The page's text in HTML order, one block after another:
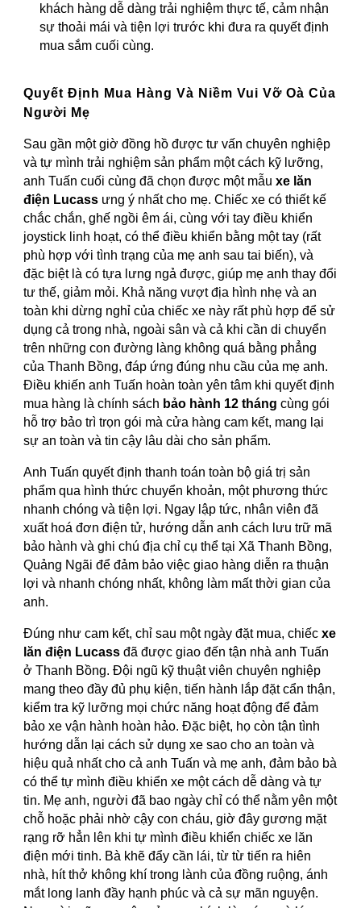
khách hàng dễ dàng trải nghiệm thực tế, cảm nhận
sự thoải mái và tiện lợi trước khi đưa ra quyết định
mua sắm cuối cùng.
Quyết Định Mua Hàng Và Niềm Vui Vỡ Oà Của
Người Mẹ
Sau gần một giờ đồng hồ được tư vấn chuyên nghiệp
và tự mình trải nghiệm sản phẩm một cách kỹ lưỡng,
anh Tuấn cuối cùng đã chọn được một mẫuxe lăn
điện Lucass ưng ý nhất cho mẹ. Chiếc xe có thiết kế
chắc chắn, ghế ngồi êm ái, cùng với tay điều khiển
joystick linh hoạt, có thể điều khiển bằng một tay (rất
phù hợp với tình trạng của mẹ anh sau tai biến), và
đặc biệt là có tựa lưng ngả được, giúp mẹ anh thay đổi
tư thế, giảm mỏi. Khả năng vượt địa hình nhẹ và an
toàn khi dừng nghỉ của chiếc xe này rất phù hợp để sử
dụng cả trong nhà, ngoài sân và cả khi cần di chuyển
trên những con đường làng không quá bằng phẳng
của Thanh Bồng, đáp ứng đúng nhu cầu của mẹ anh.
Điều khiến anh Tuấn hoàn toàn yên tâm khi quyết định
mua hàng là chính sách bảo hành 12 tháng cùng gói
hỗ trợ bảo trì trọn gói mà cửa hàng cam kết, mang lại
sự an toàn và tin cậy lâu dài cho sản phẩm.
Anh Tuấn quyết định thanh toán toàn bộ giá trị sản
phẩm qua hình thức chuyển khoản, một phương thức
nhanh chóng và tiện lợi. Ngay lập tức, nhân viên đã
xuất hoá đơn điện tử, hướng dẫn anh cách lưu trữ mã
bảo hành và ghi chú địa chỉ cụ thể tại Xã Thanh Bồng,
Quảng Ngãi để đảm bảo việc giao hàng diễn ra thuận
lợi và nhanh chóng nhất, không làm mất thời gian của
anh.
Đúng như cam kết, chỉ sau một ngày đặt mua, chiếcxe
lăn điện Lucass đã được giao đến tận nhà anh Tuấn
ở Thanh Bồng. Đội ngũ kỹ thuật viên chuyên nghiệp
mang theo đầy đủ phụ kiện, tiến hành lắp đặt cẩn thận,
kiểm tra kỹ lưỡng mọi chức năng hoạt động để đảm
bảo xe vận hành hoàn hảo. Đặc biệt, họ còn tận tình
hướng dẫn lại cách sử dụng xe sao cho an toàn và
hiệu quả nhất cho cả anh Tuấn và mẹ anh, đảm bảo bà
có thể tự mình điều khiển xe một cách dễ dàng và tự
tin. Mẹ anh, người đã bao ngày chỉ có thể nằm yên một
chỗ hoặc phải nhờ cậy con cháu, giờ đây gương mặt
rạng rỡ hẳn lên khi tự mình điều khiển chiếc xe lăn
điện mới tinh. Bà khẽ đẩy cần lái, từ từ tiến ra hiên
nhà, hít thở không khí trong lành của đồng ruộng, ánh
mắt long lanh đầy hạnh phúc và cả sự mãn nguyện.